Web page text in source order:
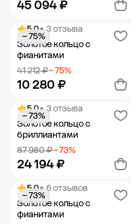
45 094 ₽
Добавить в корзину
5.0• 3 отзыва
Золотое кольцо с
фианитами
41 212 ₽− 75%
10 280 ₽
− 75%
Добавить в корзину
5.0• 3 отзыва
Золотое кольцо с
бриллиантами
87 980 ₽− 73%
24 194 ₽
− 73%
Добавить в корзину
5.0• 6 отзывов
Золотое кольцо с
фианитами
− 73%